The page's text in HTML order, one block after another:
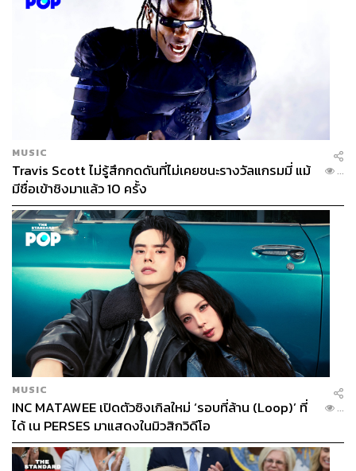
MUSIC
Travis Scott ไม่รู้สึกกดดันที่ไม่เคยชนะรางวัลแกรมมี่ แม้
มีชื่อเข้าชิงมาแล้ว 10 ครั้ง
...
MUSIC
INC MATAWEE เปิดตัวซิงเกิลใหม่ ‘รอบที่ล้าน (Loop)’ ที่
ได้ เน PERSES มาแสดงในมิวสิกวิดีโอ
...